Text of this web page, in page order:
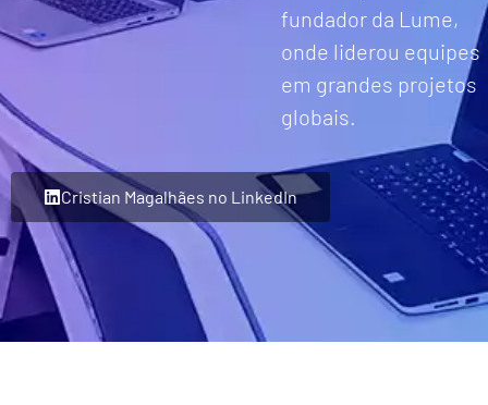
fundador da Lume,
onde liderou equipes
em grandes projetos
globais.
Cristian Magalhães no LinkedIn